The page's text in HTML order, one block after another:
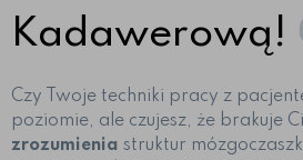
Kadawerową!
Czy Twoje techniki pracy z
poziomie, ale czujesz, że brakuje Ci
zrozumienia struktur